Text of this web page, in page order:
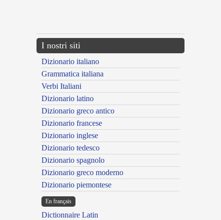
I nostri siti
Dizionario italiano
Grammatica italiana
Verbi Italiani
Dizionario latino
Dizionario greco antico
Dizionario francese
Dizionario inglese
Dizionario tedesco
Dizionario spagnolo
Dizionario greco moderno
Dizionario piemontese
En français
Dictionnaire Latin